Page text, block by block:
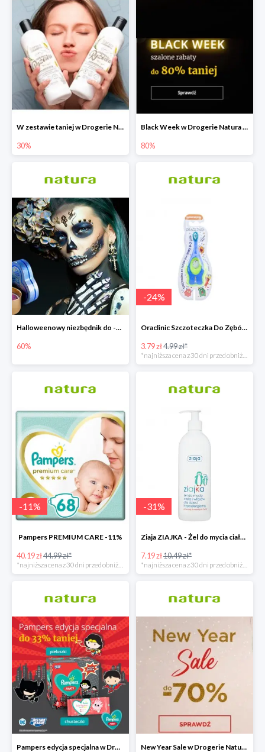
W zestawie taniej w Drogerie Natura do -30%
30%
Black Week w Drogerie Natura do -80%
80%
Halloweenowy niezbędnik do -60% taniej
60%
-24%
Oraclinic Szczoteczka Do Zębów Dla Dzieci 0-3 Lata Bardzo Miękka -24%
3.79 zł4.99 zł*
-11%
Pampers PREMIUM CARE -11%
40.19 zł44.99 zł*
*najniższa cena z 30 dni przed obniżką
-31%
Ziaja ZIAJKA - Żel do mycia ciała i włosów dla dzieci -31%
7.19 zł10.49 zł*
*najniższa cena z 30 dni przed obniżką
Pampers edycja specjalna w Drogerie Natura do -33% New Year Sale w Drogerie Natura do -70%